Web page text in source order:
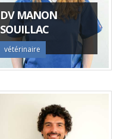
DV MANON
SOUILLAC
vétérinaire